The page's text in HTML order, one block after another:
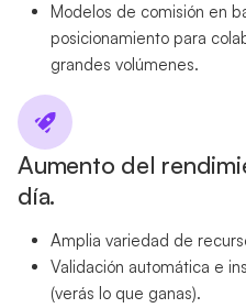
Modelos de comisión en
posicionamiento para
grandes volúmenes.
Aumento del
día.
Amplia variedad de
Validación automática e
(verás lo que ganas).